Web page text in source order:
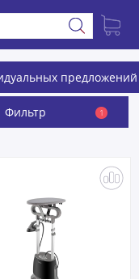
предложений
Фильтр 1